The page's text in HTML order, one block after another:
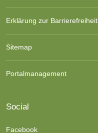
Erklärung zur Barrierefreiheit
Sitemap
Portalmanagement
Social
Facebook